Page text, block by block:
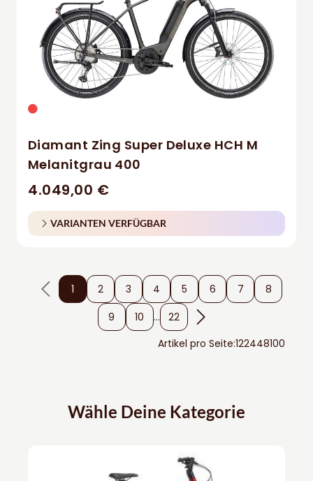
Diamant Zing Super Deluxe HCH M
Melanitgrau 400
4.049,00 €
VARIANTEN VERFÜGBAR
1 2 3 4 5 6 7
8
9
10 ...
22
Artikel pro Seite:122448100
Wähle Deine Kategorie